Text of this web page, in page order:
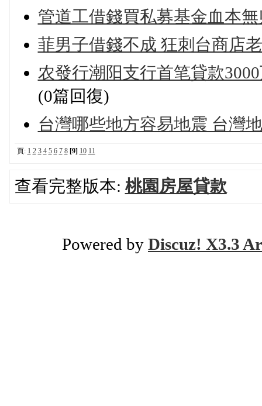
管道工借錢買私募基金血本
菲男子借錢不成 狂刺台商店
农發行潮阳支行首笔貸款
(0篇回復)
台灣哪些地方容易地震 台灣
頁: 1 2 3 4 5 6 7 8 [9] 10 11
查看完整版本: 桃園房屋貸款
Powered by Discuz! X3.3